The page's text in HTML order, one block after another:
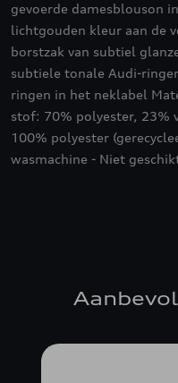
gevoerde damesblouson
lichtgouden kleur aan de
borstzak van subtiel
subtiele tonale Audi-
ringen in het neklabel
stof: 70% polyester, 23%
100% polyester
wasmachine - Niet